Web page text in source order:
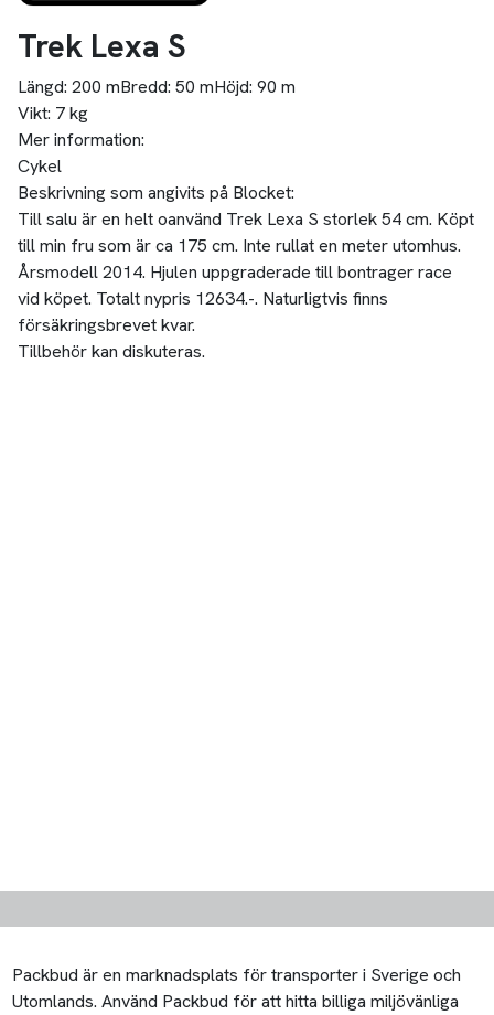
Trek Lexa S
Längd: 200 mBredd: 50 mHöjd: 90 m
Vikt: 7 kg
Mer information:
Cykel
Beskrivning som angivits på Blocket:
Till salu är en helt oanvänd Trek Lexa S storlek 54 cm. Köpt
till min fru som är ca 175 cm. Inte rullat en meter utomhus.
Årsmodell 2014. Hjulen uppgraderade till bontrager race
vid köpet. Totalt nypris 12634.-. Naturligtvis finns
försäkringsbrevet kvar.
Tillbehör kan diskuteras.
Packbud är en marknadsplats för transporter i Sverige och
Utomlands. Använd Packbud för att hitta billiga miljövänliga